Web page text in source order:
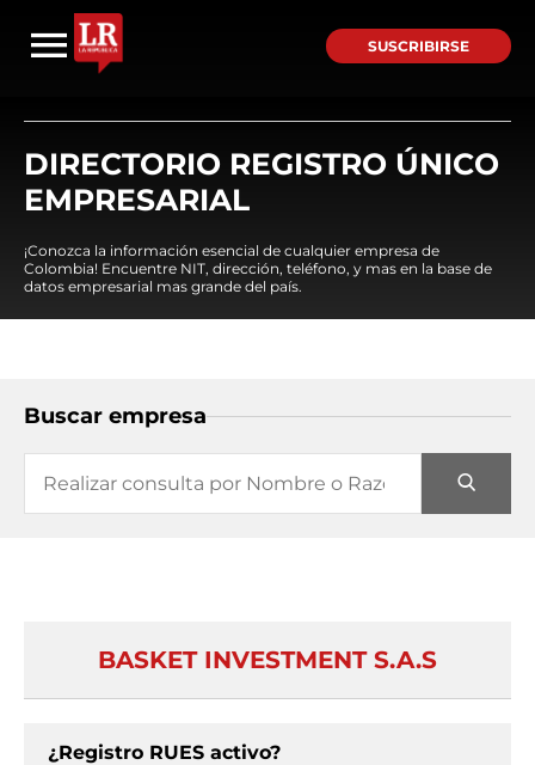
SUSCRIBIRSE
DIRECTORIO REGISTRO ÚNICO
EMPRESARIAL
¡Conozca la información esencial de cualquier empresa de
Colombia! Encuentre NIT, dirección, teléfono, y mas en la base de
datos empresarial mas grande del país.
Buscar empresa
BASKET INVESTMENT S.A.S
¿Registro RUES activo?